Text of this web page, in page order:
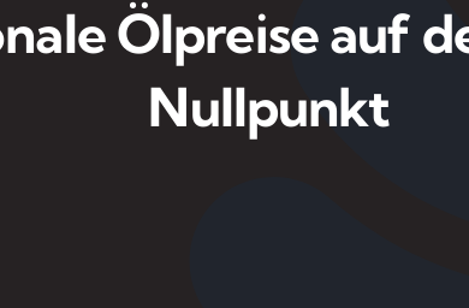
Ölpreise auf
Nullpunkt